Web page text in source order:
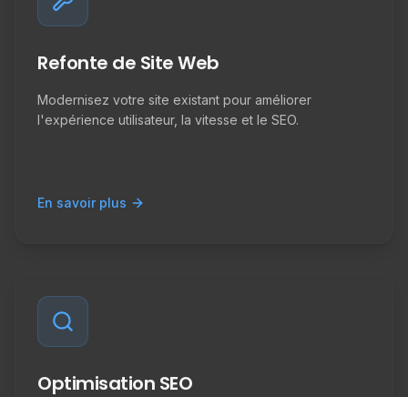
Refonte de Site Web
Modernisez votre site existant pour améliorer
l'expérience utilisateur, la vitesse et le SEO.
En savoir plus
Optimisation SEO